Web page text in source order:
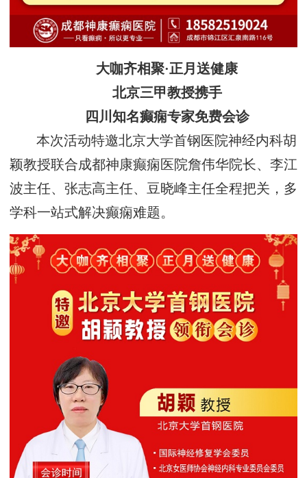
大咖齐相聚·正月送健康
北京三甲教授携手
四川知名癫痫专家免费会诊
本次活动特邀北京大学首钢医院神经内科胡
颖教授联合成都神康癫痫医院詹伟华院长、李江
波主任、张志高主任、豆晓峰主任全程把关，多
学科一站式解决癫痫难题。